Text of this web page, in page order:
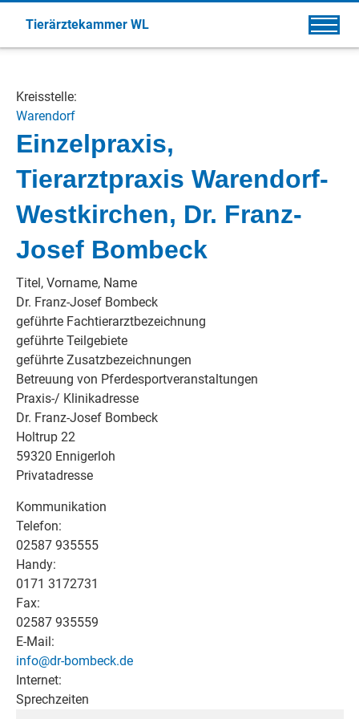
Tierärztekammer WL
Kreisstelle:
Warendorf
Einzelpraxis,
Tierarztpraxis Warendorf-
Westkirchen, Dr. Franz-
Josef Bombeck
Titel, Vorname, Name
Dr. Franz-Josef Bombeck
geführte Fachtierarztbezeichnung
geführte Teilgebiete
geführte Zusatzbezeichnungen
Betreuung von Pferdesportveranstaltungen
Praxis-/ Klinikadresse
Dr. Franz-Josef Bombeck
Holtrup 22
59320 Ennigerloh
Privatadresse
Kommunikation
Telefon:
02587 935555
Handy:
0171 3172731
Fax:
02587 935559
E-Mail:
info@dr-bombeck.de
Internet:
Sprechzeiten